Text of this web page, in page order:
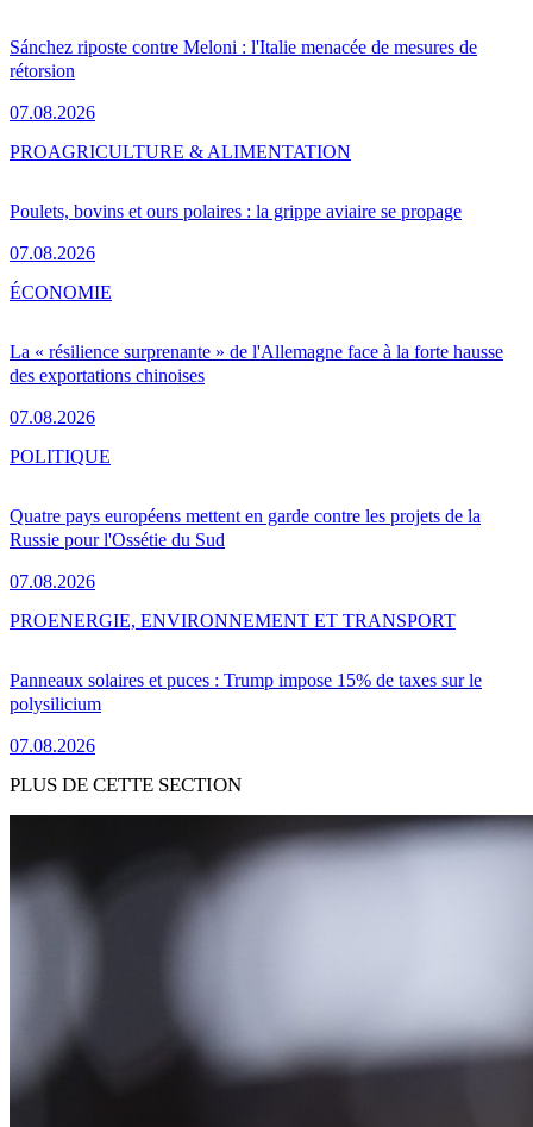
Sánchez riposte contre Meloni : l'Italie menacée de mesures de
rétorsion
07.08.2026
Poulets, bovins et ours polaires : la grippe aviaire se propage
07.08.2026
PROAGRICULTURE & ALIMENTATION
La « résilience surprenante » de l'Allemagne face à la forte hausse
des exportations chinoises
07.08.2026
ÉCONOMIE
Quatre pays européens mettent en garde contre les projets de la
Russie pour l'Ossétie du Sud
07.08.2026
POLITIQUE
Panneaux solaires et puces : Trump impose 15% de taxes sur le
polysilicium
07.08.2026
PROENERGIE, ENVIRONNEMENT ET TRANSPORT
PLUS DE CETTE SECTION